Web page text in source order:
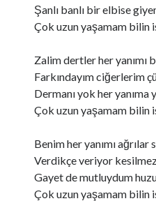
Şanlı banlı bir elbise
Çok uzun yaşamam bilin
Zalim dertler her yanımı
Farkındayım ciğerlerim
Dermanı yok her yanıma
Çok uzun yaşamam bilin
Benim her yanımı ağrılar
Verdikçe veriyor
Gayet de mutluydum
Çok uzun yaşamam bilin